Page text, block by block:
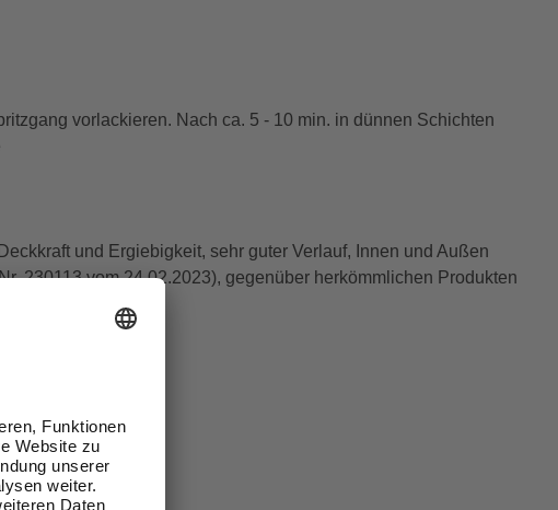
vorlackieren. Nach ca. 5 - 10 min. in dünnen Schichten
und Ergiebigkeit, sehr guter Verlauf, Innen und Außen
230113 vom 24.02.2023), gegenüber herkömmlichen Produkten